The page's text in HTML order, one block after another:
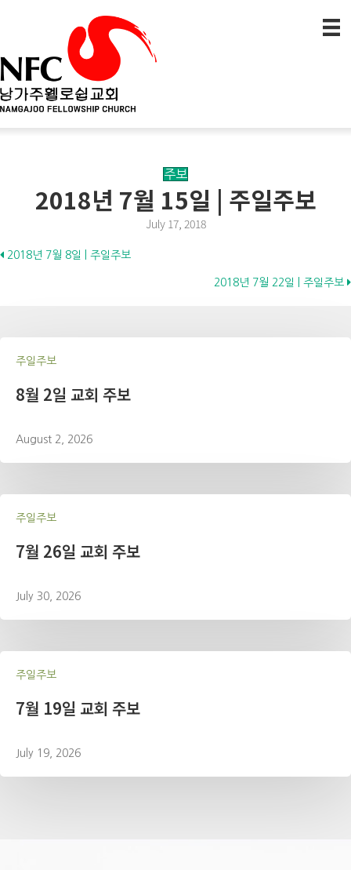
주보
2018년 7월 15일 | 주일주보
July 17, 2018
Posts
2018년 7월 8일 | 주일주보
2018년 7월 22일 | 주일주보
주일주보
8월 2일 교회 주보
August 2, 2026
주일주보
7월 26일 교회 주보
July 30, 2026
주일주보
7월 19일 교회 주보
July 19, 2026